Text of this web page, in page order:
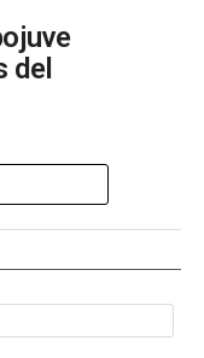
del